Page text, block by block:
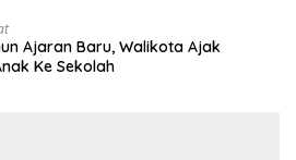
Ajaran Baru, Walikota Ajak
Ke Sekolah